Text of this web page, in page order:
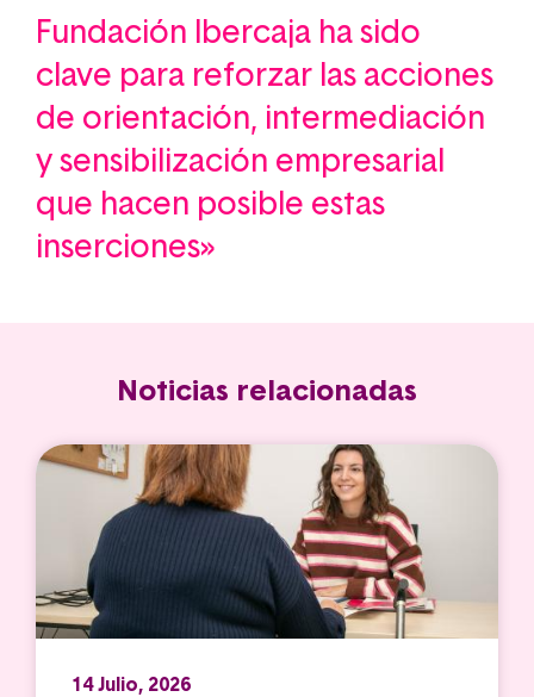
Fundación Ibercaja ha sido
clave para reforzar las acciones
de orientación, intermediación
y sensibilización empresarial
que hacen posible estas
inserciones»
Noticias relacionadas
14 Julio, 2026